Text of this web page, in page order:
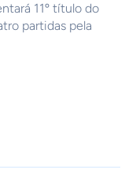
11º título do
partidas pela